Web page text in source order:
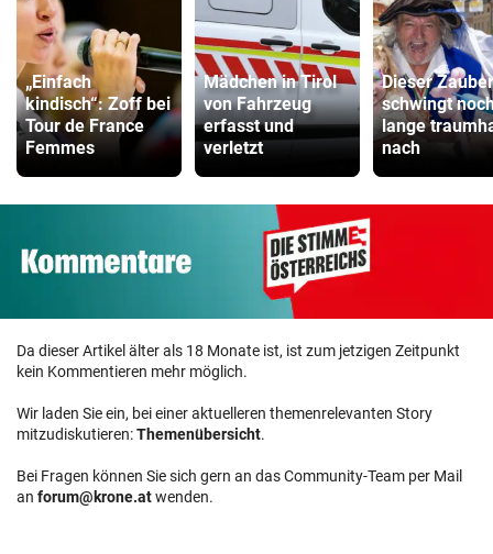
„Einfach
kindisch“: Zoff bei
Tour de France
Femmes
Mädchen in Tirol
von Fahrzeug
erfasst und
verletzt
Dieser Zauber
schwingt
lange
nach
Da dieser Artikel älter als 18 Monate ist, ist zum jetzigen Zeitpunkt
kein Kommentieren mehr möglich.
Wir laden Sie ein, bei einer aktuelleren themenrelevanten Story
mitzudiskutieren:Themenübersicht.
Bei Fragen können Sie sich gern an das Community-Team per Mail
an forum@krone.atwenden.